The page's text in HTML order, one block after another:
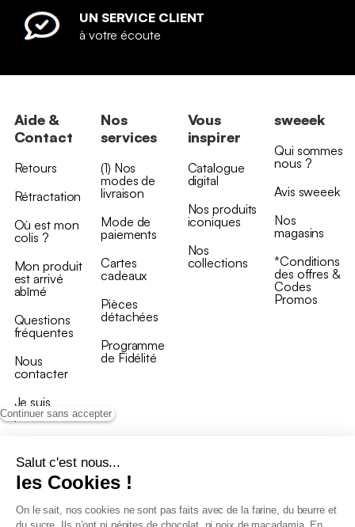
Continuer sans accepter
Salut c'est nous...
les Cookies !
On le sait, nos cookies ne sont pas faits avec de la farine, du beurre et
UN SERVICE CLIENT
à votre écoute
Aide &
Contact
Retours
Rétractation
Où est mon
colis ?
Mon produit
est arrivé
abîmé
Questions
fréquentes
Nous
contacter
Je suis
professionnel
Nos
services
(1) Nos
modes de
livraison
Mode de
paiements
Cartes
cadeaux
Pièces
détachées
Programme
de Fidélité
Vous
inspirer
Catalogue
digital
Nos produits
iconiques
Nos
collections
sweeek
Qui sommes
nous ?
Avis sweeek
Nos
magasins
*Conditions
des offres &
Codes
Promos
Conditions générales de vente